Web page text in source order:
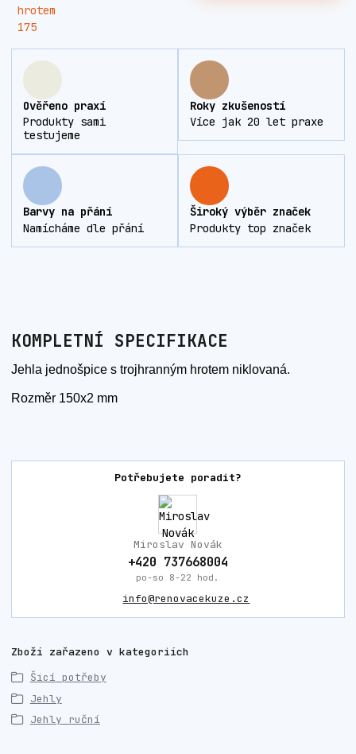
Ověřeno praxí
Produkty sami
testujeme
Roky zkušeností
Více jak 20 let praxe
Barvy na přání
Namícháme dle přání
Široký výběr značek
Produkty top značek
KOMPLETNÍ SPECIFIKACE
Jehla jednošpice s trojhranným hrotem niklovaná.
Rozměr 150x2 mm
Potřebujete poradit?
Miroslav Novák
+420 737668004
po-so 8-22 hod.
info@renovacekuze.cz
Zboží zařazeno v kategoriích
Šicí potřeby
Jehly
Jehly ruční